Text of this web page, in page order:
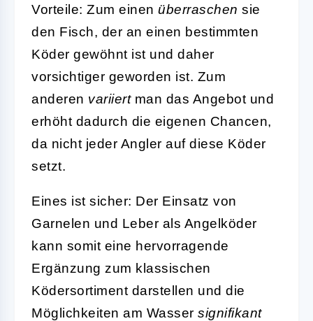
Vorteile: Zum einen überraschen sie
den Fisch, der an einen bestimmten
Köder gewöhnt ist und daher
vorsichtiger geworden ist. Zum
anderen variiertman das Angebot und
erhöht dadurch die eigenen Chancen,
da nicht jeder Angler auf diese Köder
setzt.
Eines ist sicher: Der Einsatz von
Garnelen und Leber als Angelköder
kann somit eine hervorragende
Ergänzung zum klassischen
Ködersortiment darstellen und die
Möglichkeiten am Wasser signifikant